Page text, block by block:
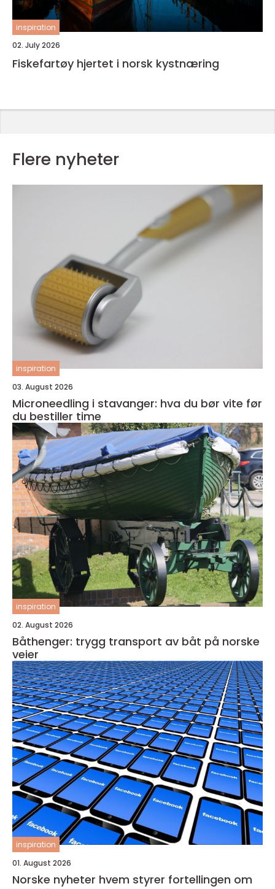
inspiration
02. July 2026
Fiskefartøy hjertet i norsk kystnæring
Flere nyheter
inspiration
03. August 2026
Microneedling i stavanger: hva du bør vite før
du bestiller time
inspiration
02. August 2026
Båthenger: trygg transport av båt på norske
veier
inspiration
01. August 2026
Norske nyheter hvem styrer fortellingen om